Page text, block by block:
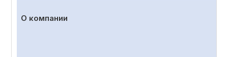
О компании